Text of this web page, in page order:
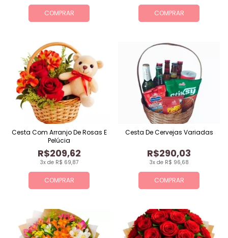
COMPRAR COMPRAR
COMPRAR
3x de R$ 69,87
R$209,62
Cesta Com Arranjo De Rosas E
Pelúcia
COMPRAR
3x de R$ 96,68
R$290,03
Cesta De Cervejas Variadas